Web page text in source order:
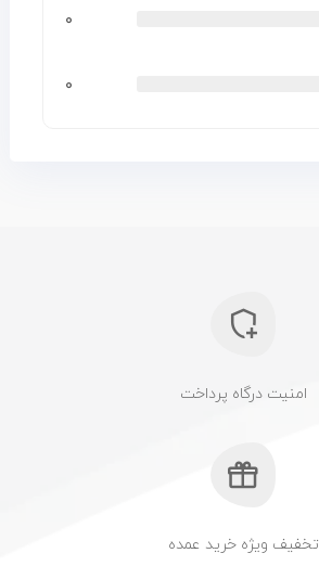
۰
۰
امنیت درگاه پرداخت
تخفیف ویژه خرید عمده